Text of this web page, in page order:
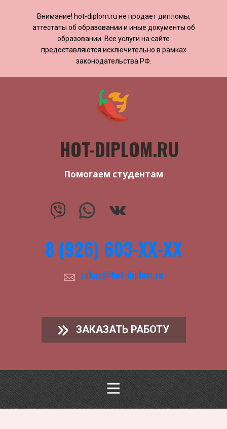
Внимание! ​​​​hot-diplom.ru не продает дипломы,
аттестаты об образовании и иные документы об
образовании. Все услуги на сайте
предоставляются исключительно в рамках
законодательства РФ.
HOT-DIPLOM.RU
Помогаем студентам
8 (926) 603-ХХ-ХХ
zakaz@hot-diplom.ru
ЗАКАЗАТЬ РАБОТУ